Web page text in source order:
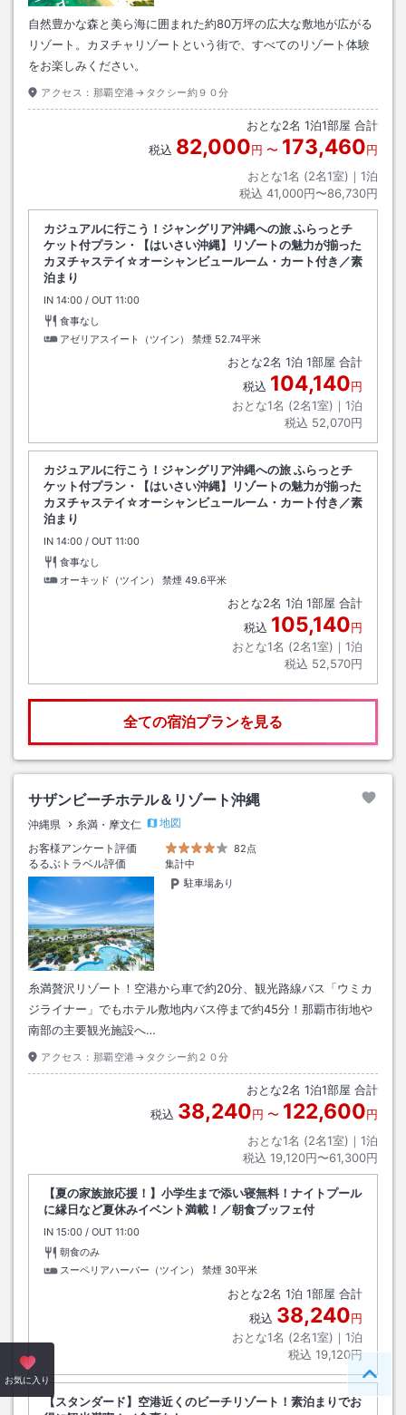
自然豊かな森と美ら海に囲まれた約80万坪の広大な敷地が広がる
リゾート。カヌチャリゾートという街で、すべてのリゾート体験
をお楽しみください。
アクセス： 那覇空港→タクシー約９０分
おとな2名 1泊1部屋 合計
税込 82,000円 〜 173,460円
おとな1名 (2名1室)｜ 1泊
税込 41,000円〜86,730円
カジュアルに行こう！ジャングリア沖縄への旅 ふらっとチ
ケット付プラン・【はいさい沖縄】リゾートの魅力が揃った
カヌチャステイ☆オーシャンビュールーム・カート付き／素
泊まり
IN チェックイン
14:00 / OUT チェックアウト
11:00
食事なし
アゼリアスイート（ツイン） 禁煙 52.74平米
おとな2名 1泊 1部屋 合計
税込 104,140円
おとな1名 (2名1室)｜ 1泊
税込 52,070円
カジュアルに行こう！ジャングリア沖縄への旅 ふらっとチ
ケット付プラン・【はいさい沖縄】リゾートの魅力が揃った
カヌチャステイ☆オーシャンビュールーム・カート付き／素
泊まり
IN チェックイン
14:00 / OUT チェックアウト
11:00
食事なし
オーキッド（ツイン） 禁煙 49.6平米
おとな2名 1泊 1部屋 合計
税込 105,140円
おとな1名 (2名1室)｜ 1泊
税込 52,570円
全ての宿泊プランを見る
サザンビーチホテル＆リゾート沖縄
沖縄県 糸満・摩文仁
地図
お客様アンケート評価
82点
るるぶトラベル評価
集計中
駐車場あり
糸満贅沢リゾート！空港から車で約20分、観光路線バス「ウミカ
ジライナー」でもホテル敷地内バス停まで約45分！那覇市街地や
南部の主要観光施設へ…
アクセス： 那覇空港→タクシー約２０分
おとな2名 1泊1部屋 合計
税込 38,240円 〜 122,600円
おとな1名 (2名1室)｜ 1泊
税込 19,120円〜61,300円
【夏の家族旅応援！】小学生まで添い寝無料！ナイトプール
に縁日など夏休みイベント満載！／朝食ブッフェ付
IN チェックイン
15:00 / OUT チェックアウト
11:00
朝食のみ
スーペリアハーバー（ツイン） 禁煙 30平米
おとな2名 1泊 1部屋 合計
税込 38,240円
おとな1名 (2名1室)｜ 1泊
税込 19,120円
【スタンダード】空港近くのビーチリゾート！素泊まりでお
お気に入り ペー